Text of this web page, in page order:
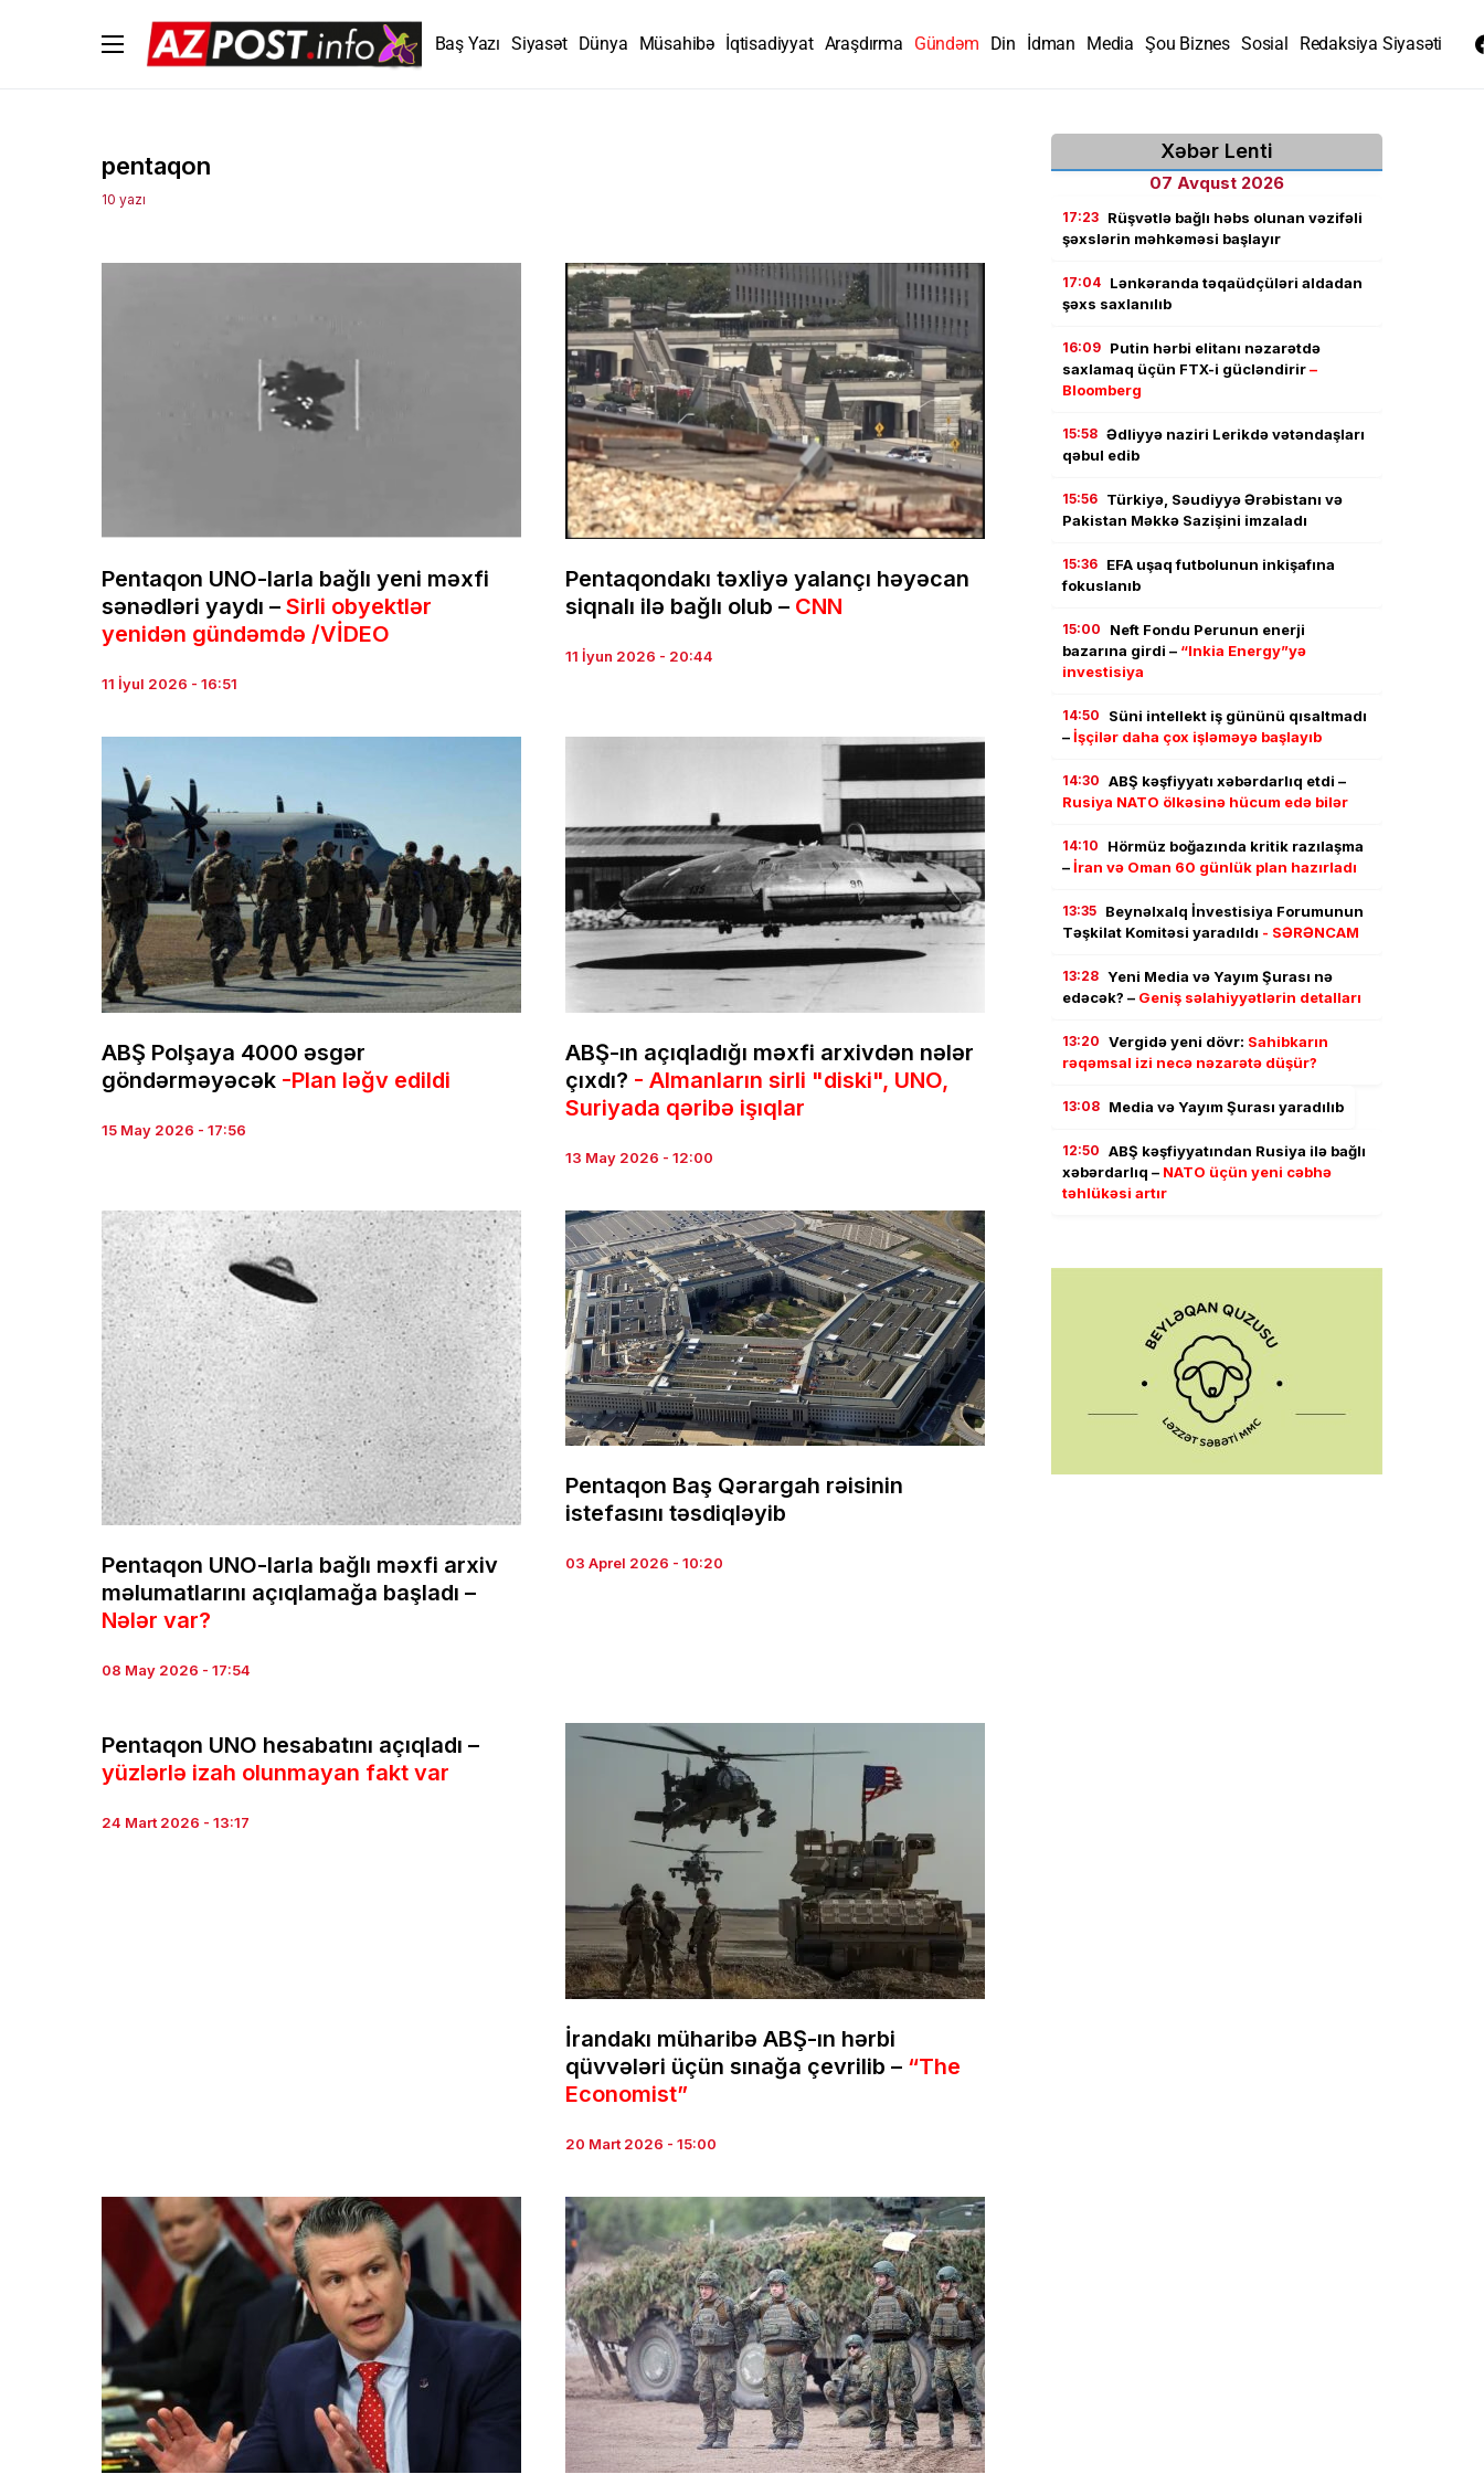
Baş Yazı Siyasət Dünya Müsahibə İqtisadiyyat Araşdırma Gündəm Din İdman Media Şou Biznes Sosial Redaksiya Siyasəti
pentaqon
10 yazı
Pentaqon UNO-larla bağlı yeni məxfi
sənədləri yaydı – Sirli obyektlər
yenidən gündəmdə /VİDEO
11 İyul 2026 - 16:51
Pentaqondakı təxliyə yalançı həyəcan
siqnalı ilə bağlı olub – CNN
11 İyun 2026 - 20:44
ABŞ Polşaya 4000 əsgər
göndərməyəcək -Plan ləğv edildi
15 May 2026 - 17:56
ABŞ-ın açıqladığı məxfi arxivdən nələr
çıxdı? - Almanların sirli "diski", UNO,
Suriyada qəribə işıqlar
13 May 2026 - 12:00
Pentaqon UNO-larla bağlı məxfi arxiv
məlumatlarını açıqlamağa başladı –
Nələr var?
08 May 2026 - 17:54
Pentaqon Baş Qərargah rəisinin
istefasını təsdiqləyib
03 Aprel 2026 - 10:20
Pentaqon UNO hesabatını açıqladı –
yüzlərlə izah olunmayan fakt var
24 Mart 2026 - 13:17
İrandakı müharibə ABŞ-ın hərbi
qüvvələri üçün sınağa çevrilib – “The
Economist”
20 Mart 2026 - 15:00
Xəbər Lenti
07 Avqust 2026
17:23 Rüşvətlə bağlı həbs olunan vəzifəli
şəxslərin məhkəməsi başlayır
17:04 Lənkəranda təqaüdçüləri aldadan
şəxs saxlanılıb
16:09 Putin hərbi elitanı nəzarətdə
saxlamaq üçün FTX-i gücləndirir–
Bloomberg
15:58 Ədliyyə naziri Lerikdə vətəndaşları
qəbul edib
15:56 Türkiyə, Səudiyyə Ərəbistanı və
Pakistan Məkkə Sazişini imzaladı
15:36 EFA uşaq futbolunun inkişafına
fokuslanıb
15:00
Neft Fondu Perunun enerji
bazarına girdi – “Inkia Energy”yə
investisiya
14:50
Süni intellekt iş gününü qısaltmadı
–İşçilər daha çox işləməyə başlayıb
14:30 ABŞ kəşfiyyatı xəbərdarlıq etdi –
Rusiya NATO ölkəsinə hücum edə bilər
14:10
Hörmüz boğazında kritik razılaşma
–İran və Oman 60 günlük plan hazırladı
13:35 Beynəlxalq İnvestisiya Forumunun
Təşkilat Komitəsi yaradıldı - SƏRƏNCAM
13:28 Yeni Media və Yayım Şurası nə
edəcək? – Geniş səlahiyyətlərin detalları
13:20 Vergidə yeni dövr: Sahibkarın
rəqəmsal izi necə nəzarətə düşür?
13:08 Media və Yayım Şurası yaradılıb
12:50 ABŞ kəşfiyyatından Rusiya ilə bağlı
xəbərdarlıq – NATO üçün yeni cəbhə
təhlükəsi artır